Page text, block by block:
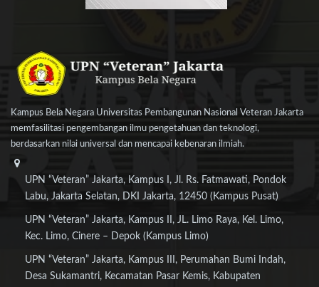
Kampus Bela Negara Universitas Pembangunan Nasional Veteran Jakarta
memfasilitasi pengembangan ilmu pengetahuan dan teknologi,
berdasarkan nilai universal dan mencapai kebenaran ilmiah.
UPN “Veteran” Jakarta, Kampus I, Jl. Rs. Fatmawati, Pondok
Labu, Jakarta Selatan, DKI Jakarta, 12450 (Kampus Pusat)
UPN “Veteran” Jakarta, Kampus II, JL. Limo Raya, Kel. Limo,
Kec. Limo, Cinere – Depok (Kampus Limo)
UPN “Veteran” Jakarta, Kampus III, Perumahan Bumi Indah,
Desa Sukamantri, Kecamatan Pasar Kemis, Kabupaten